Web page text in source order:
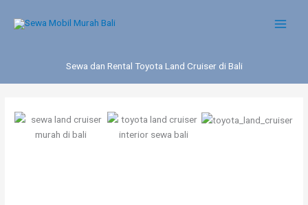
Sewa dan Rental Toyota Land Cruiser di Bali